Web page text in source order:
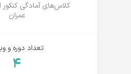
کلاس‌های آمادگی کنکور
عمران
تعداد دوره و
۴